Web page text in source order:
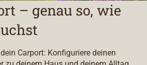
– genau so, wie
Carport: Konfiguriere deinen